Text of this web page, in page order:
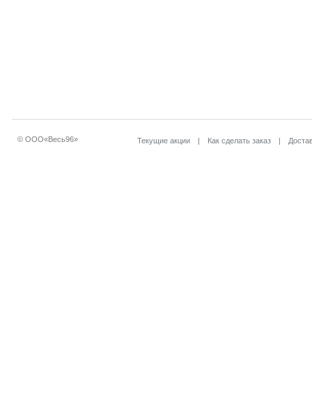
© ООО«Весь96» Текущие акции | Как сделать заказ |